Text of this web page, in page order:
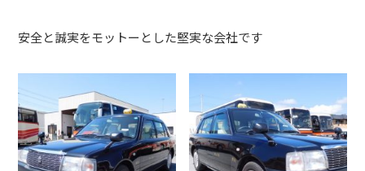
安全と誠実をモットーとした堅実な会社です